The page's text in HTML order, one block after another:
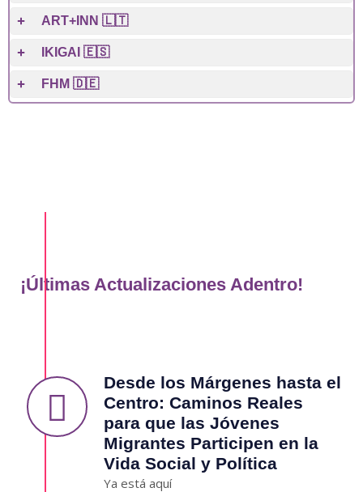
ART+INN 🇱🇹
IKIGAI 🇪🇸
FHM 🇩🇪
¡Últimas Actualizaciones Adentro!
Desde los Márgenes hasta el
Centro: Caminos Reales
para que las Jóvenes
Migrantes Participen en la
Vida Social y Política
Ya está aquí